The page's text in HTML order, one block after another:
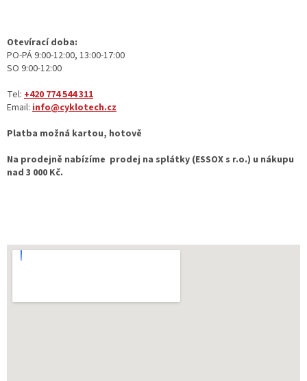
Otevírací doba:
PO-PÁ 9:00-12:00, 13:00-17:00
SO 9:00-12:00
Tel: +420 774 544 311
Email: info@cyklotech.cz
Platba možná kartou, hotově
Na prodejně nabízíme prodej na splátky (ESSOX s r.o.) u nákupu
nad 3 000 Kč.